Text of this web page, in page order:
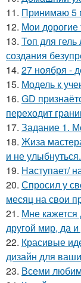
11. Принимаю 5
12. Мои
13. Топ для гель
создания
14. 27 ноября -
15. Модель к
16. GD
переходит
17. Задание 1.
18. Жиза
и не улыбнуться.
19. Наступает/
20. Спросил у
месяц на свои
21. Мне кажется
другой мир, да
22. Красивые
дизайн для
23. Всеми